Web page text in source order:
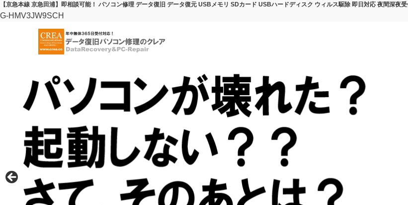
【京急本線 京急田浦】即相談可能！ パソコン修理 データ復旧 データ復元 USBメモリ SDカード USBハードディスク ウィルス駆除 即日対応 夜間深夜
G-HMV3JW9SCH